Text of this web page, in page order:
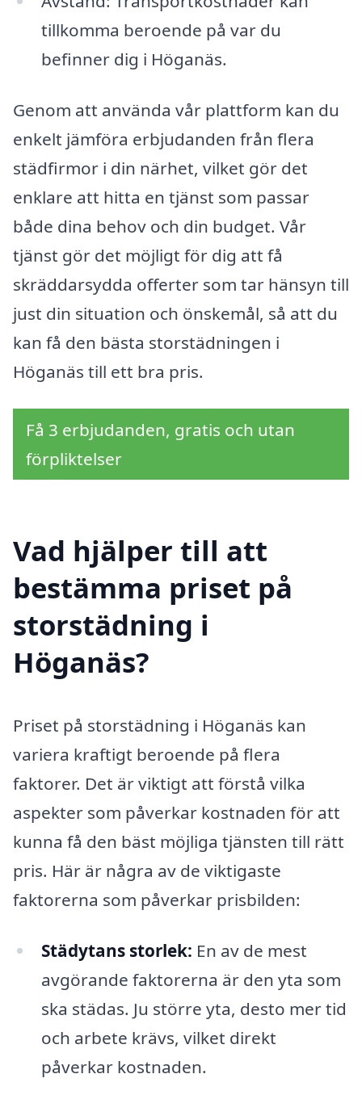
tillkomma beroende på var du
befinner dig i Höganäs.
Genom att använda vår plattform kan du
enkelt jämföra erbjudanden från flera
städfirmor i din närhet, vilket gör det
enklare att hitta en tjänst som passar
både dina behov och din budget. Vår
tjänst gör det möjligt för dig att få
skräddarsydda offerter som tar hänsyn till
just din situation och önskemål, så att du
kan få den bästa storstädningen i
Höganäs till ett bra pris.
Få 3 erbjudanden, gratis och utan
förpliktelser
Vad hjälper till att
bestämma priset på
storstädning i
Höganäs?
Priset på storstädning i Höganäs kan
variera kraftigt beroende på flera
faktorer. Det är viktigt att förstå vilka
aspekter som påverkar kostnaden för att
kunna få den bäst möjliga tjänsten till rätt
pris. Här är några av de viktigaste
faktorerna som påverkar prisbilden:
Städytans storlek: En av de mest
avgörande faktorerna är den yta som
ska städas. Ju större yta, desto mer tid
och arbete krävs, vilket direkt
påverkar kostnaden.